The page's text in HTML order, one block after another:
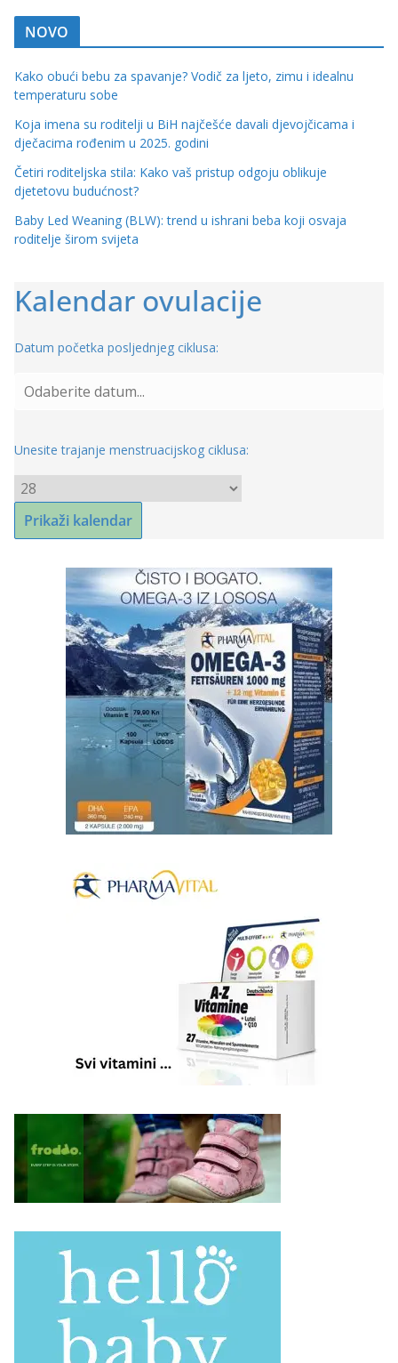
NOVO
Kako obući bebu za spavanje? Vodič za ljeto, zimu i idealnu
temperaturu sobe
Koja imena su roditelji u BiH najčešće davali djevojčicama i
dječacima rođenim u 2025. godini
Četiri roditeljska stila: Kako vaš pristup odgoju oblikuje
djetetovu budućnost?
Baby Led Weaning (BLW): trend u ishrani beba koji osvaja
roditelje širom svijeta
Kalendar ovulacije
Datum početka posljednjeg ciklusa:
Unesite trajanje menstruacijskog ciklusa: